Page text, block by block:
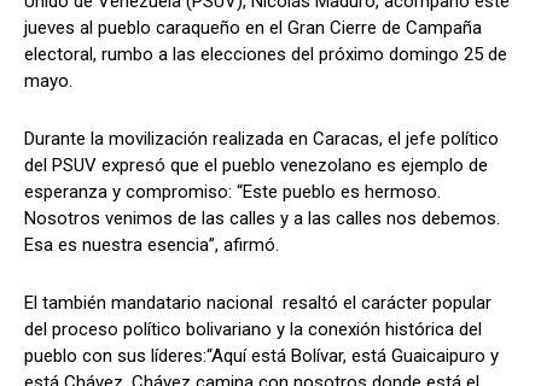
jueves al pueblo caraqueño en el Gran Cierre de Campaña
electoral, rumbo a las elecciones del próximo domingo 25 de
mayo.
Durante la movilización realizada en Caracas, el jefe político
del PSUV expresó que el pueblo venezolano es ejemplo de
esperanza y compromiso: “Este pueblo es hermoso.
Nosotros venimos de las calles y a las calles nos debemos.
Esa es nuestra esencia”, afirmó.
El también mandatario nacional resaltó el carácter popular
del proceso político bolivariano y la conexión histórica del
pueblo con sus líderes:“Aquí está Bolívar, está Guaicaipuro y